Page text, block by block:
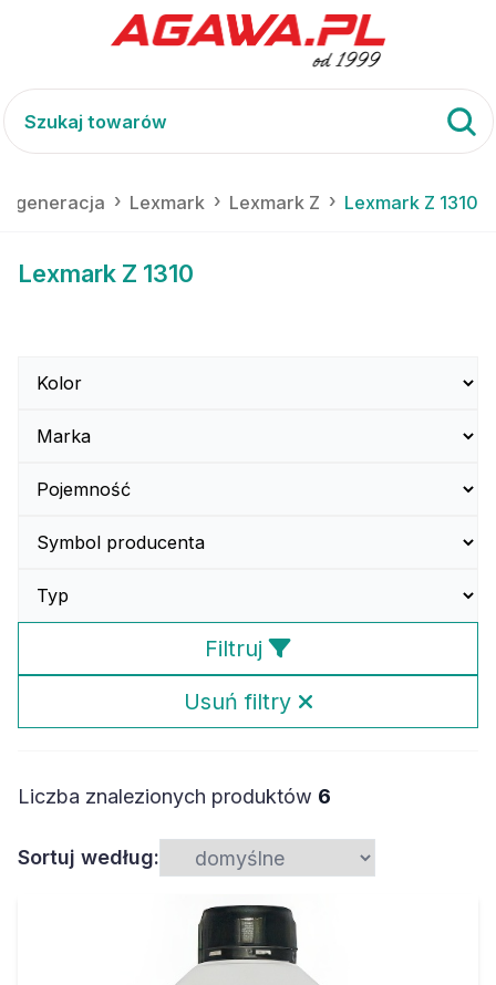
Lexmark Lexmark Z Lexmark Z 1310
Lexmark Z 1310
Filtruj
Usuń filtry
Liczba znalezionych produktów 6
Sortuj według: